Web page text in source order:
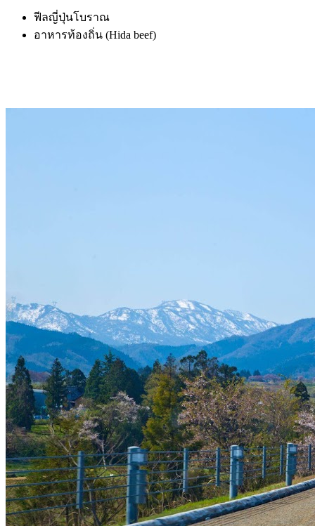
ฟีลญี่ปุ่นโบราณ
อาหารท้องถิ่น (Hida beef)